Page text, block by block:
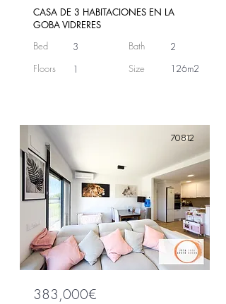
CASA DE 3 HABITACIONES EN LA
GOBA VIDRERES
Bed
3
Floors
1
Bath
Size
2
126m2
70812
383,000€